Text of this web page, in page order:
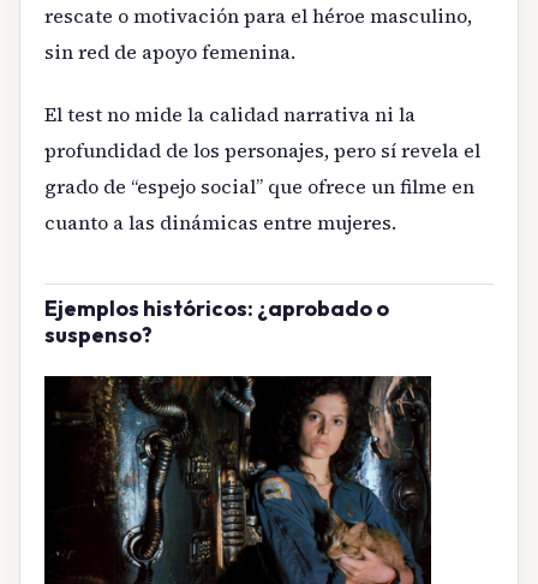
rescate o motivación para el héroe masculino,
sin red de apoyo femenina.
El test no mide la calidad narrativa ni la
profundidad de los personajes, pero sí revela el
grado de “espejo social” que ofrece un filme en
cuanto a las dinámicas entre mujeres.
Ejemplos históricos: ¿aprobado o
suspenso?